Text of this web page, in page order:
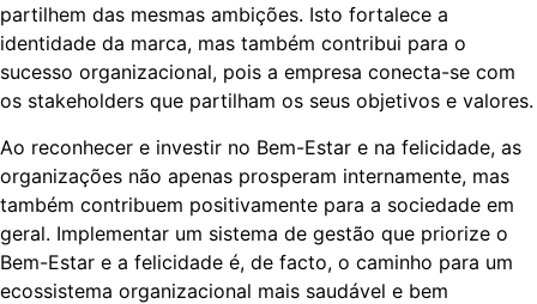
partilhem das mesmas ambições. Isto fortalece a
identidade da marca, mas também contribui para o
sucesso organizacional, pois a empresa conecta-se com
os stakeholders que partilham os seus objetivos e valores.
Ao reconhecer e investir no Bem-Estar e na felicidade, as
organizações não apenas prosperam internamente, mas
também contribuem positivamente para a sociedade em
geral. Implementar um sistema de gestão que priorize o
Bem-Estar e a felicidade é, de facto, o caminho para um
ecossistema organizacional mais saudável e bem